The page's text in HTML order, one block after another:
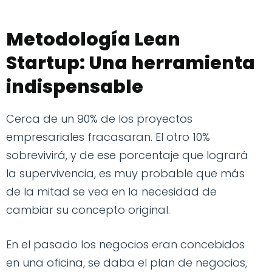
Metodología Lean
Startup: Una herramienta
indispensable
Cerca de un 90% de los proyectos
empresariales fracasaran. El otro 10%
sobrevivirá, y de ese porcentaje que logrará
la supervivencia, es muy probable que más
de la mitad se vea en la necesidad de
cambiar su concepto original.
En el pasado los negocios eran concebidos
en una oficina, se daba el plan de negocios,